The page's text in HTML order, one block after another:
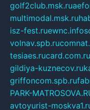
golf2club.msk.ru
multimodal.msk.ru
isz-fest.ruewnc.info
volnav.spb.ru
tesiaes.rucard.com.ru
gildiya-kuznecov.ru
griffoncom.spb.ru
PARK-
avtoyurist-